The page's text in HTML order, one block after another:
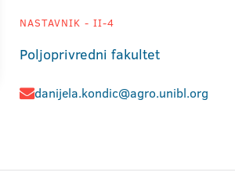
NASTAVNIK - II-4
Poljoprivredni fakultet
danijela.kondic@agro.unibl.org